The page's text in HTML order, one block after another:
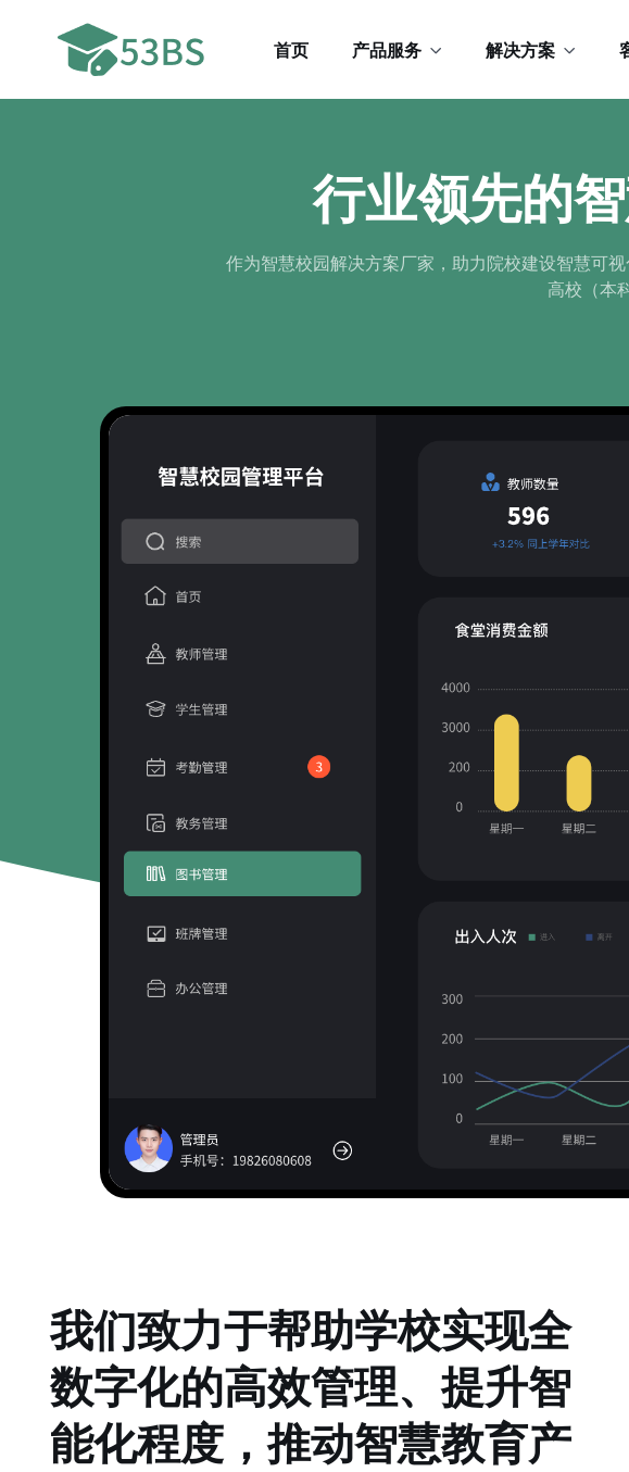
首页 产品服务 解决方案
行业领先的
作为智慧校园解决方案厂家，助力院校建设智慧可
高校（本
我们致力于帮助学校实现全
数字化的高效管理、提升智
能化程度，推动智慧教育产